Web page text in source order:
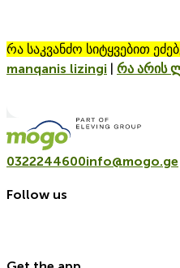
რა საკვანძო სიტყვებით
manqanis lizingi | რა არის
0322244600info@mogo.ge
Follow us